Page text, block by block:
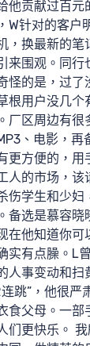
他贡献过百元
W针对的客户
，换最新的
来围观。同行
怪的是，过了
根用户没几个
厂区周边有很
、电影，再
更方便的，
人的市场，
伤学生和少
备选是慕容晓
在他知道你
实有点臊。L
人事变动和
连跳”，他很
食父母。一
们更快乐。